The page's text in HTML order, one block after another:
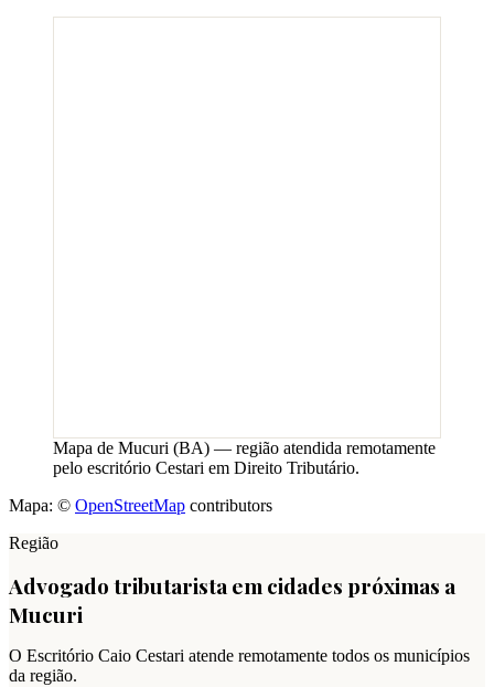
Mapa de Mucuri (BA) — região atendida remotamente
pelo escritório Cestari em Direito Tributário.
Mapa: © OpenStreetMap contributors
Região
Advogado tributarista em cidades próximas a
Mucuri
O Escritório Caio Cestari atende remotamente todos os municípios
da região.